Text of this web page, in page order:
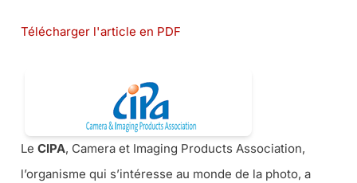
Télécharger l'article en PDF
Le CIPA, Camera et Imaging Products Association,
l’organisme qui s’intéresse au monde de la photo, a